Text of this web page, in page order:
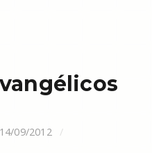
14/09/2012